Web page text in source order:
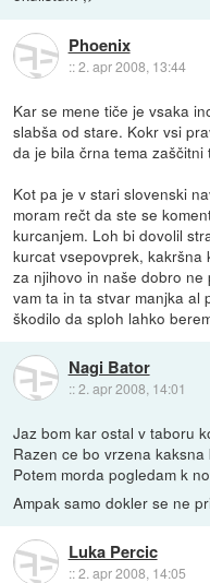
Phoenix
::2. apr 2008, 13:44
Kar se mene tiče je vsaka
slabša od stare. Kokr vsi
da je bila črna tema
Kot pa je v stari slovenski
moram rečt da ste se
kurcanjem. Loh bi dovolil
kurcat vsepovprek,
za njihovo in naše dobro
vam ta in ta stvar manjka al
škodilo da sploh lahko
Nagi Bator
::2. apr 2008, 14:01
Jaz bom kar ostal v taboru
Razen ce bo vrzena
Potem morda pogledam k
Ampak samo dokler se ne
Luka Percic
::2. apr 2008, 14:05